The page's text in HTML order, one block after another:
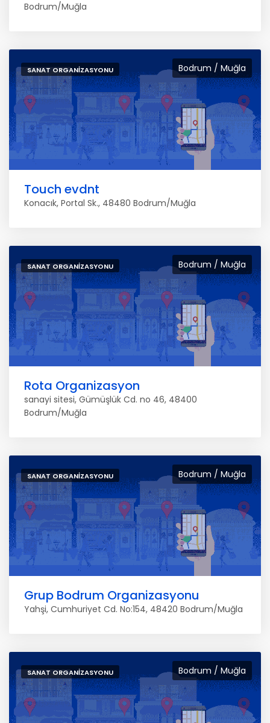
Bodrum/Muğla
Bodrum / Muğla
SANAT ORGANIZASYONU
Touch evdnt
Konacık, Portal Sk., 48480 Bodrum/Muğla
Bodrum / Muğla
SANAT ORGANIZASYONU
Rota Organizasyon
sanayi sitesi, Gümüşlük Cd. no 46, 48400
Bodrum/Muğla
Bodrum / Muğla
SANAT ORGANIZASYONU
Grup Bodrum Organizasyonu
Yahşi, Cumhuriyet Cd. No:154, 48420 Bodrum/Muğla
Bodrum / Muğla
SANAT ORGANIZASYONU